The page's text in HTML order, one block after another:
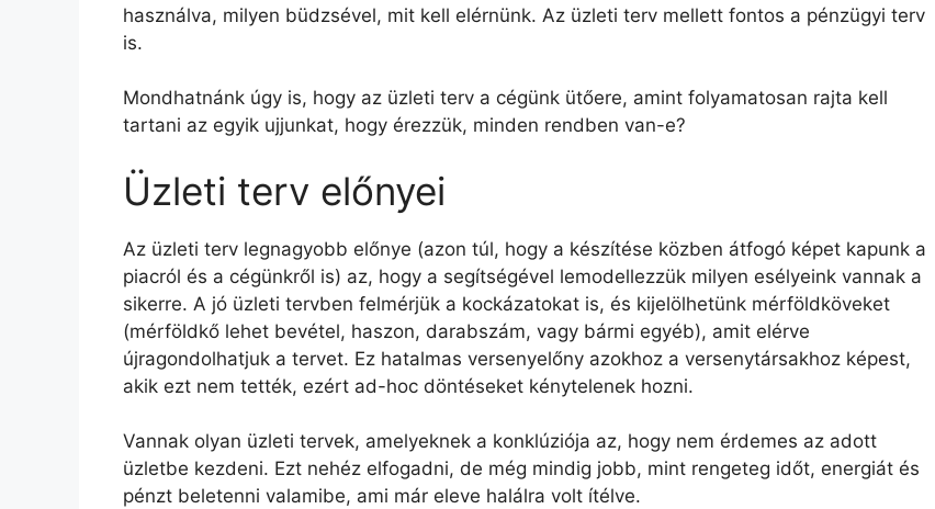
használva, milyen büdzsével, mit kell elérnünk. Az üzleti terv mellett fontos a pénzügyi terv
is.
Mondhatnánk úgy is, hogy az üzleti terv a cégünk ütőere, amint folyamatosan rajta kell
tartani az egyik ujjunkat, hogy érezzük, minden rendben van-e?
Üzleti terv előnyei
Az üzleti terv legnagyobb előnye (azon túl, hogy a készítése közben átfogó képet kapunk a
piacról és a cégünkről is) az, hogy a segítségével lemodellezzük milyen esélyeink vannak a
sikerre. A jó üzleti tervben felmérjük a kockázatokat is, és kijelölhetünk mérföldköveket
(mérföldkő lehet bevétel, haszon, darabszám, vagy bármi egyéb), amit elérve
újragondolhatjuk a tervet. Ez hatalmas versenyelőny azokhoz a versenytársakhoz képest,
akik ezt nem tették, ezért ad-hoc döntéseket kénytelenek hozni.
Vannak olyan üzleti tervek, amelyeknek a konklúziója az, hogy nem érdemes az adott
üzletbe kezdeni. Ezt nehéz elfogadni, de még mindig jobb, mint rengeteg időt, energiát és
pénzt beletenni valamibe, ami már eleve halálra volt ítélve.